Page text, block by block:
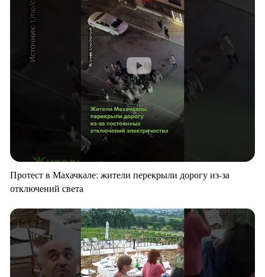
Протест в Махачкале: жители перекрыли дорогу из-за
отключений света